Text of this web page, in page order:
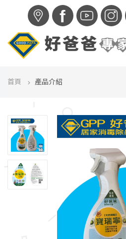
f
首頁 產品介紹